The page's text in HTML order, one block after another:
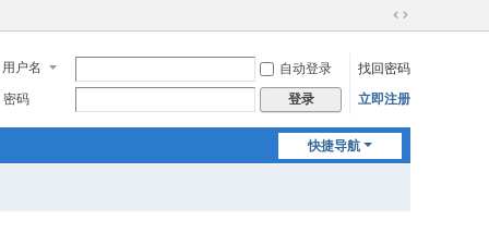
切
到
宽
用户名 自动登录
找回密码
密码
登录 立即注册
快捷导航